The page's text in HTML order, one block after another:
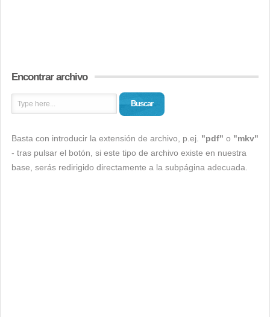
Encontrar archivo
Buscar
Basta con introducir la extensión de archivo, p.ej. "pdf" o "mkv"
- tras pulsar el botón, si este tipo de archivo existe en nuestra
base, serás redirigido directamente a la subpágina adecuada.